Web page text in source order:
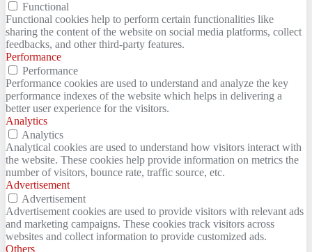
Functional
Functional cookies help to perform certain functionalities like
sharing the content of the website on social media platforms, collect
feedbacks, and other third-party features.
Performance
Performance
Performance cookies are used to understand and analyze the key
performance indexes of the website which helps in delivering a
better user experience for the visitors.
Analytics
Analytics
Analytical cookies are used to understand how visitors interact with
the website. These cookies help provide information on metrics the
number of visitors, bounce rate, traffic source, etc.
Advertisement
Advertisement
Advertisement cookies are used to provide visitors with relevant ads
and marketing campaigns. These cookies track visitors across
websites and collect information to provide customized ads.
Others